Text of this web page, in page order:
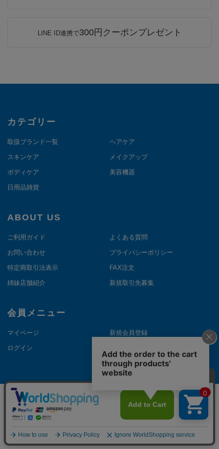
LINE ID連携で300円クーポンプレゼント
カテゴリー
取扱ブランド一覧 ヘアケア
スキンケア メイクアップ
ボディケア 美容機器
日用品雑貨
ABOUT US
ご利用ガイド よくある質問
お問い合わせ プライバシーポリシー
特定商取引法表示 FAX注文
姉妹店舗紹介 新規取引先募集
会員メニュー
マイページ 新規会員登録
ログイン
©Copyright NAKANOTHEDIRECT. All Rights Reserved.